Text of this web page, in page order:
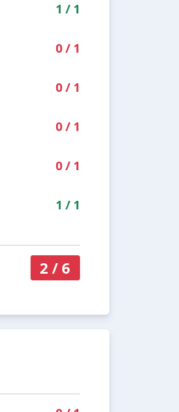
1 / 1
0/ 1
0/ 1
0/ 1
0/ 1
1 / 1
2 /6